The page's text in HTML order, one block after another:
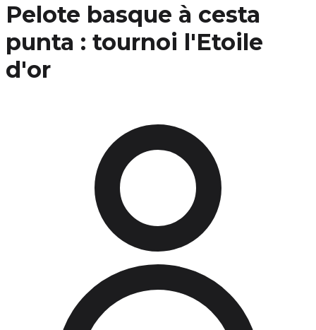
Pelote basque à cesta
punta : tournoi l'Etoile
d'or